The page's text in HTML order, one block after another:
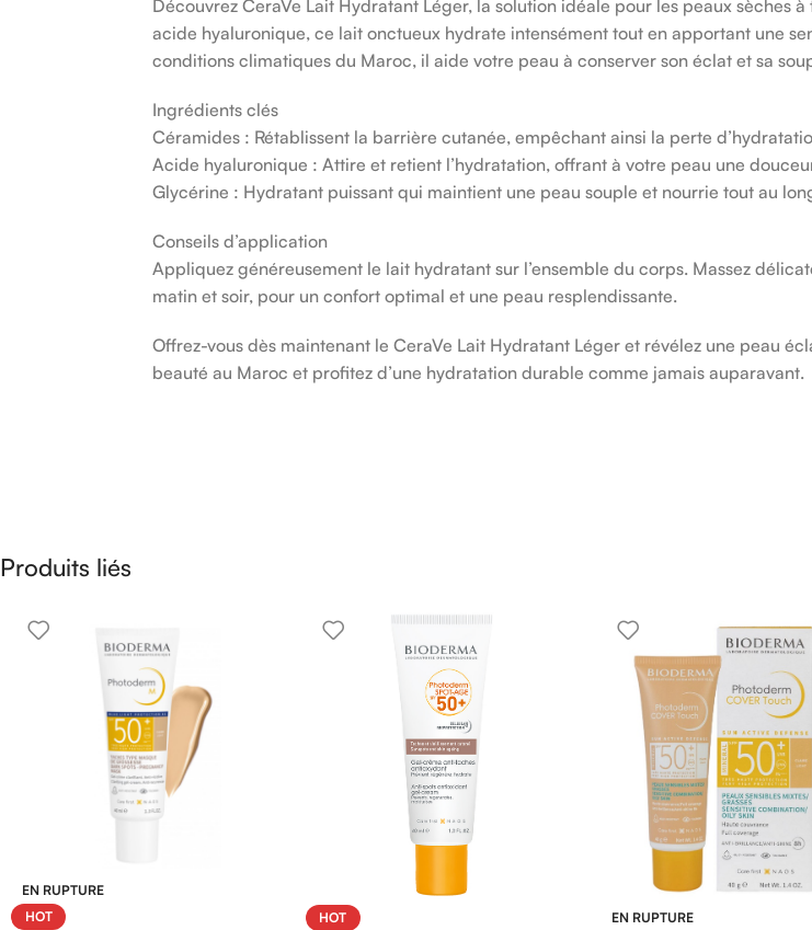
Découvrez CeraVe Lait Hydratant Léger, la solution idéale pour les peaux sèches
acide hyaluronique, ce lait onctueux hydrate intensément tout en apportant une
conditions climatiques du Maroc, il aide votre peau à conserver son éclat et sa
Ingrédients clés
Céramides : Rétablissent la barrière cutanée, empêchant ainsi la perte
Acide hyaluronique : Attire et retient l’hydratation, offrant à votre peau une
Glycérine : Hydratant puissant qui maintient une peau souple et nourrie tout au
Conseils d’application
Appliquez généreusement le lait hydratant sur l’ensemble du corps. Massez
matin et soir, pour un confort optimal et une peau resplendissante.
Offrez-vous dès maintenant le CeraVe Lait Hydratant Léger et révélez une peau
beauté au Maroc et profitez d’une hydratation durable comme jamais auparavant.
Produits liés
EN RUPTURE
HOT
HOT
EN RUPTURE